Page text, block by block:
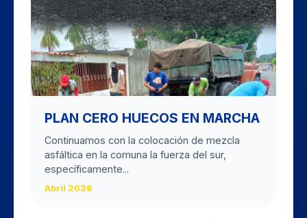
PLAN CERO HUECOS EN MARCHA
Continuamos con la colocación de mezcla
asfáltica en la comuna la fuerza del sur,
específicamente...
Abril 2026